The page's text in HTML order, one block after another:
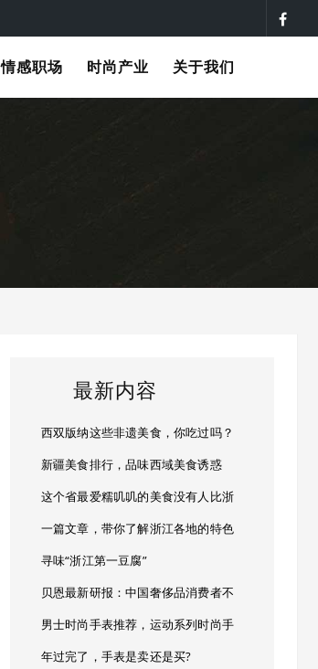
情感职场 时尚产业 关于我们
最新内容
西双版纳这些非遗美食，你吃过吗？
新疆美食排行，品味西域美食诱惑
这个省最爱糯叽叽的美食没有人比浙
一篇文章，带你了解浙江各地的特色
寻味“浙江第一豆腐”
贝恩最新研报：中国奢侈品消费者不
男士时尚手表推荐，运动系列时尚手
年过完了，手表是卖还是买?